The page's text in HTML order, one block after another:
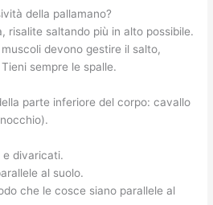
della pallamano?
risalite saltando più in alto possibile.
devono gestire il salto,
sempre le spalle.
parte inferiore del corpo: cavallo
e divaricati.
al suolo.
che le cosce siano parallele al